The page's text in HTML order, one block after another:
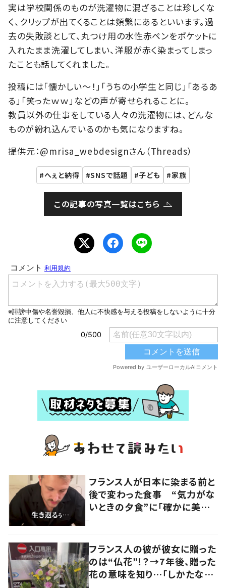
実は学校関係のものが洗濯物に混ざることは珍しくな
く、クリップが出てくることは頻繁にあるといいます。過
去の失敗談として、丸つけ用の水性赤ペンをポケットに
入れたまま洗濯してしまい、洋服が赤く染まってしまっ
たことも話してくれました。
投稿には「懐かしい〜！」「うちの小学生と同じ」「あるあ
る」「笑ったｗｗ」などの声が寄せられることに。
教員以外の仕事をしている人々の洗濯物には、どんな
ものが紛れ込んでいるのかも気になりますね。
提供元：@mrisa_webdesignさん（Threads）
へぇと納得 SNSで話題 子ども 家族
この記事の写真一覧はこちら
フランス人が日本に染まる前と
後で変わった食事 “気力がな
いときの夕食”に「確かに美味
フランス人の彼が彼女に贈った
のは“仏花”！？→7年後、贈った
花の意味を知り…「しかたな